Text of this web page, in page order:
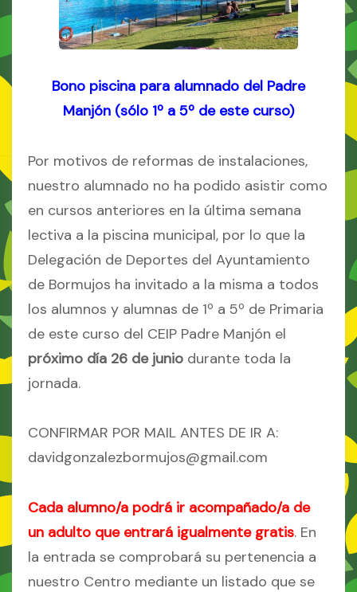
Bono piscina para alumnado del Padre
Manjón (sólo 1º a 5º de este curso)
Por motivos de reformas de instalaciones,
nuestro alumnado no ha podido asistir como
en cursos anteriores en la última semana
lectiva a la piscina municipal, por lo que la
Delegación de Deportes del Ayuntamiento
de Bormujos ha invitado a la misma a todos
los alumnos y alumnas de 1º a 5º de Primaria
de este curso del CEIP Padre Manjón el
próximo día 26 de junio durante toda la
jornada.
CONFIRMAR POR MAIL ANTES DE IR A:
davidgonzalezbormujos@gmail.com
Cada alumno/a podrá ir acompañado/a de
un adulto que entrará igualmente gratis. En
la entrada se comprobará su pertenencia a
nuestro Centro mediante un listado que se